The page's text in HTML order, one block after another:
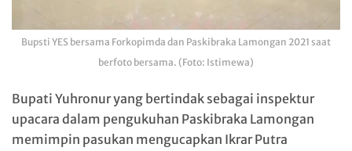
Bupsti YES bersama Forkopimda dan Paskibraka Lamongan 2021 saat
berfoto bersama. (Foto: Istimewa)
Bupati Yuhronur yang bertindak sebagai inspektur
upacara dalam pengukuhan Paskibraka Lamongan
memimpin pasukan mengucapkan Ikrar Putra